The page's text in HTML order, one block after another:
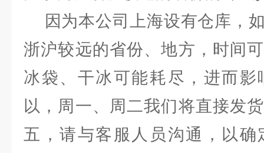
因为本公司上海设有仓库，
浙沪较远的省份、地方，时间
冰袋、干冰可能耗尽，进而
以，周一、周二我们将直接发
五，请与客服人员沟通，以